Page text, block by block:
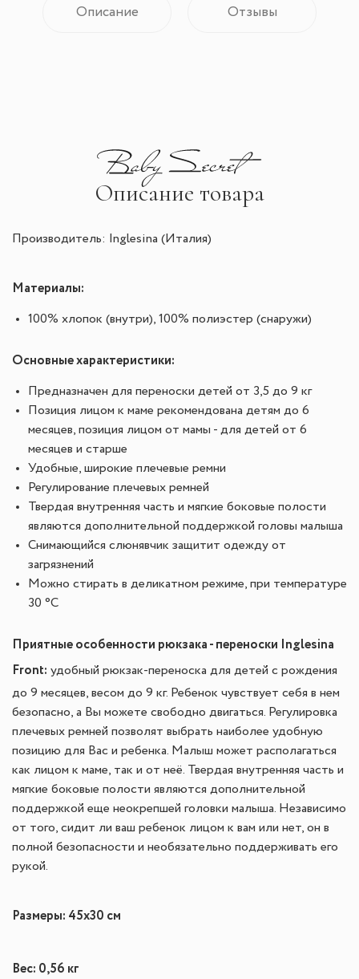
Описание Отзывы
Описание товара
Производитель: Inglesina (Италия)
Материалы:
100% хлопок (внутри), 100% полиэстер (снаружи)
Основные характеристики:
Предназначен для переноски детей от 3,5 до 9 кг
Позиция лицом к маме рекомендована детям до 6
месяцев, позиция лицом от мамы - для детей от 6
месяцев и старше
Удобные, широкие плечевые ремни
Регулирование плечевых ремней
Твердая внутренняя часть и мягкие боковые полости
являются дополнительной поддержкой головы малыша
Снимающийся слюнявчик защитит одежду от
загрязнений
Можно стирать в деликатном режиме, при температуре
30 °С
Приятные особенности рюкзака - переноски Inglesina
Front: удобный рюкзак-переноска для детей с рождения
до 9 месяцев, весом до 9 кг. Ребенок чувствует себя в нем
безопасно, а Вы можете свободно двигаться. Регулировка
плечевых ремней позволят выбрать наиболее удобную
позицию для Вас и ребенка. Малыш может располагаться
как лицом к маме, так и от неё. Твердая внутренняя часть и
мягкие боковые полости являются дополнительной
поддержкой еще неокрепшей головки малыша. Независимо
от того, сидит ли ваш ребенок лицом к вам или нет, он в
полной безопасности и необязательно поддерживать его
рукой.
Размеры: 45x30 см
Вес: 0,56 кг